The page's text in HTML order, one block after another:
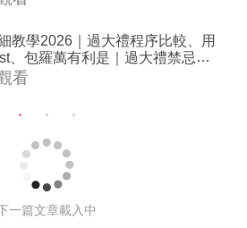
教學2026｜過大禮程序比較、用
、包羅萬有利是｜過大禮禁忌及
看
｜什麼時候求婚最
浪漫？求婚應該說什
你對求婚的所有疑問